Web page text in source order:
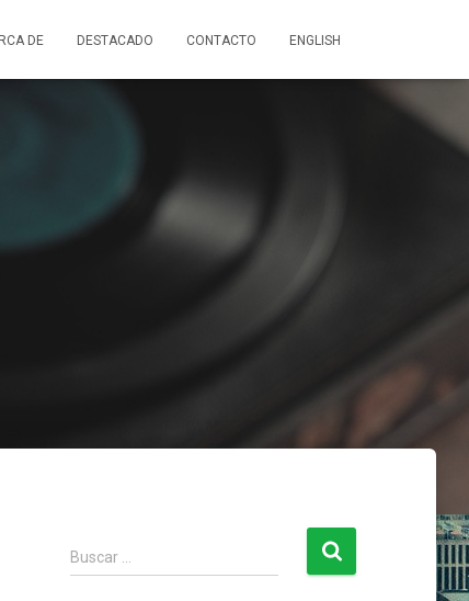
DE DESTACADO CONTACTO ENGLISH
u
Buscar …